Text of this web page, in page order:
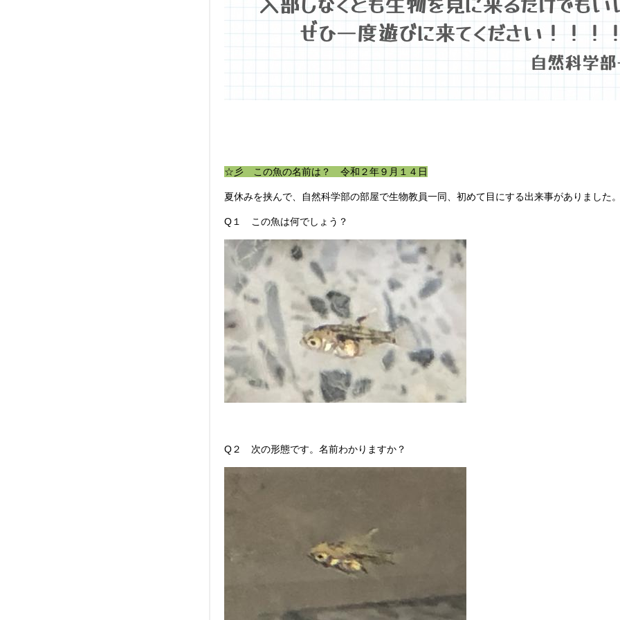
☆彡 この魚の名前は？ 令和２年９月１４日
夏休みを挟んで、自然科学部の部屋で生物教員一同、初めて目にする出来事がありました
Q１ この魚は何でしょう？
Q２ 次の形態です。名前わかりますか？